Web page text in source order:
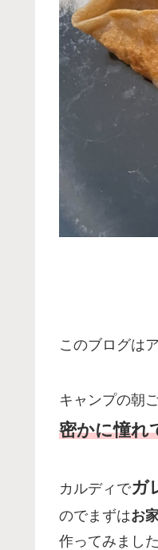
このブログは
キャンプの朝
密かに憧れ
カルディでガ
のでまずはお
作ってみまし